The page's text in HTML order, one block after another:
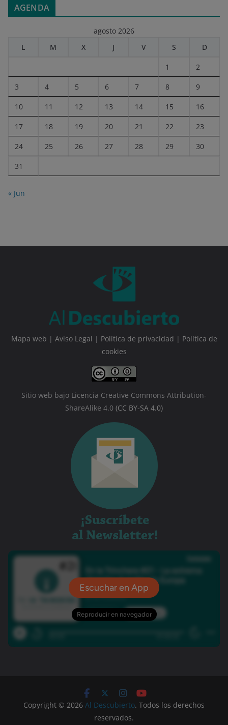
AGENDA
agosto 2026
L
M X J V S D
1 2
3 4 5 6 7 8 9
10 11 12 13 14 15 16
17 18 19 20 21 22 23
24 25 26 27 28 29 30
31
« Jun
Mapa web | Aviso Legal | Política de privacidad | Política de
cookies
Sitio web bajo Licencia Creative Commons Attribution-
ShareAlike 4.0 (CC BY-SA 4.0)
Copyright © 2026 Al Descubierto. Todos los derechos
reservados.